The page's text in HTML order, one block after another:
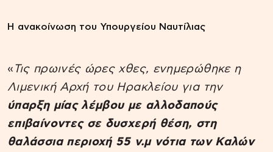
Η ανακοίνωση του Υπουργείου Ναυτίλιας
« Τις πρωινές ώρες χθες, ενημερώθηκε η
Λιμενική Αρχή του Ηρακλείου για την
ύπαρξη μίας λέμβου με αλλοδαπούς
επιβαίνοντες σε δυσχερή θέση, στη
θαλάσσια περιοχή 55 ν.μ νότια των Καλών